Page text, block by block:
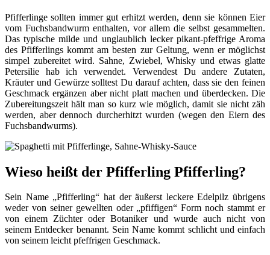
Pfifferlinge sollten immer gut erhitzt werden, denn sie können Eier
vom Fuchsbandwurm enthalten, vor allem die selbst gesammelten.
Das typische milde und unglaublich lecker pikant-pfeffrige Aroma
des Pfifferlings kommt am besten zur Geltung, wenn er möglichst
simpel zubereitet wird. Sahne, Zwiebel, Whisky und etwas glatte
Petersilie hab ich verwendet. Verwendest Du andere Zutaten,
Kräuter und Gewürze solltest Du darauf achten, dass sie den feinen
Geschmack ergänzen aber nicht platt machen und überdecken. Die
Zubereitungszeit hält man so kurz wie möglich, damit sie nicht zäh
werden, aber dennoch durcherhitzt wurden (wegen den Eiern des
Fuchsbandwurms).
Wieso heißt der Pfifferling Pfifferling?
Sein Name „Pfifferling“ hat der äußerst leckere Edelpilz übrigens
weder von seiner gewellten oder „pfiffigen“ Form noch stammt er
von einem Züchter oder Botaniker und wurde auch nicht von
seinem Entdecker benannt. Sein Name kommt schlicht und einfach
von seinem leicht pfeffrigen Geschmack.